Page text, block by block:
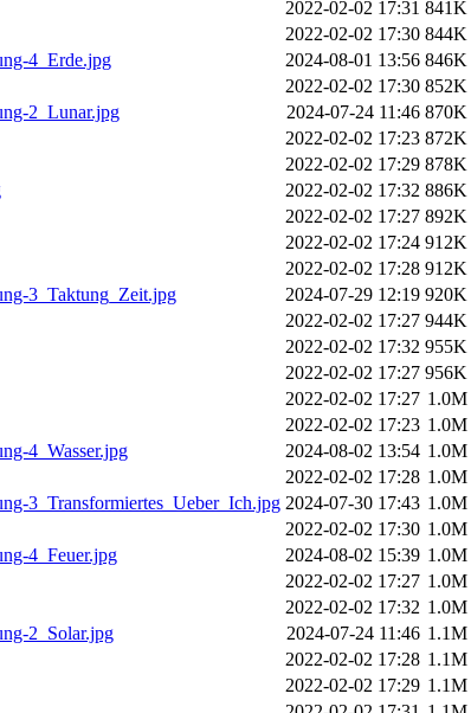
2022-02-02 17:31 841K
2022-02-02 17:30 844K
4_Erde.jpg
2024-08-01 13:56 846K
2022-02-02 17:30 852K
2_Lunar.jpg
2024-07-24 11:46 870K
2022-02-02 17:23 872K
2022-02-02 17:29 878K
2022-02-02 17:32 886K
2022-02-02 17:27 892K
2022-02-02 17:24 912K
2022-02-02 17:28 912K
3_Taktung_Zeit.jpg
2024-07-29 12:19 920K
2022-02-02 17:27 944K
2022-02-02 17:32 955K
2022-02-02 17:27 956K
2022-02-02 17:27 1.0M
2022-02-02 17:23 1.0M
4_Wasser.jpg
2024-08-02 13:54 1.0M
2022-02-02 17:28 1.0M
3_Transformiertes_Ueber_Ich.jpg 2024-07-30 17:43 1.0M
2022-02-02 17:30 1.0M
4_Feuer.jpg
2024-08-02 15:39 1.0M
2022-02-02 17:27 1.0M
2022-02-02 17:32 1.0M
2_Solar.jpg
2024-07-24 11:46 1.1M
2022-02-02 17:28 1.1M
2022-02-02 17:29 1.1M